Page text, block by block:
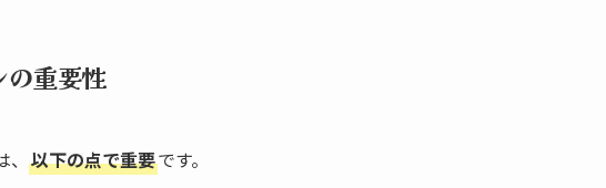
の重要性
以下の点で重要です。